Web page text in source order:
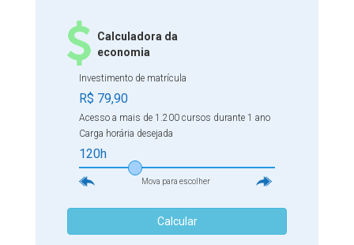
a um material completo selecionado por nosso setor
pedagógico especializado. Não fique de fora e se torne um
expert em sexologia.
Calculadora da
economia
Investimento de matrícula
R$ 79,90
Acesso a mais de 1.200 cursos durante 1 ano
Carga horária desejada
120h
Mova para escolher
Calcular